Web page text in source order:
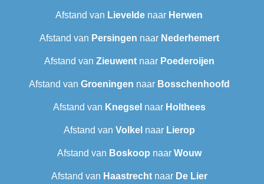
Afstand van Lievelde naar Herwen
Afstand van Persingen naar Nederhemert
Afstand van Zieuwentnaar Poederoijen
Afstand van Groeningen naar Bosschenhoofd
Afstand van Knegsel naar Holthees
Afstand van Volkel naar Lierop
Afstand van Boskoop naar Wouw
Afstand van Haastrechtnaar De Lier